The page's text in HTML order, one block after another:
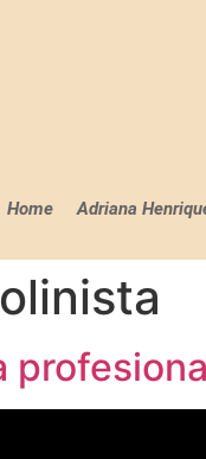
Home Adriana